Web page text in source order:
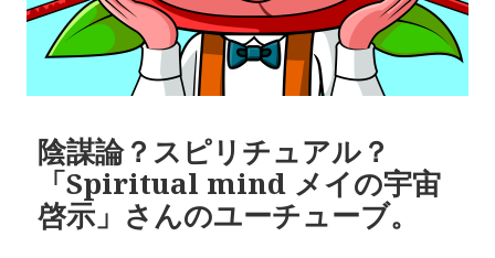
陰謀論？スピリチュアル？
「Spiritual mind メイの宇宙
啓示」さんのユーチューブ。